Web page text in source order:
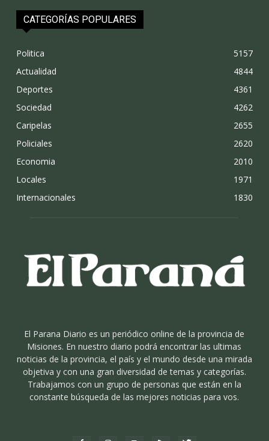
CATEGORÍAS POPULARES
Politica
5157
Actualidad
4844
Deportes
4361
Sociedad
4262
Caripelas
2655
Policiales
2620
Economia
2010
Locales
1971
Internacionales
1830
El Parana Diario es un periódico online de la provincia de
Misiones. En nuestro diario podrá encontrar las ultimas
noticias de la provincia, el país y el mundo desde una mirada
objetiva y con una gran diversidad de temas y categorías.
Trabajamos con un grupo de personas que están en la
constante búsqueda de las mejores noticias para vos.